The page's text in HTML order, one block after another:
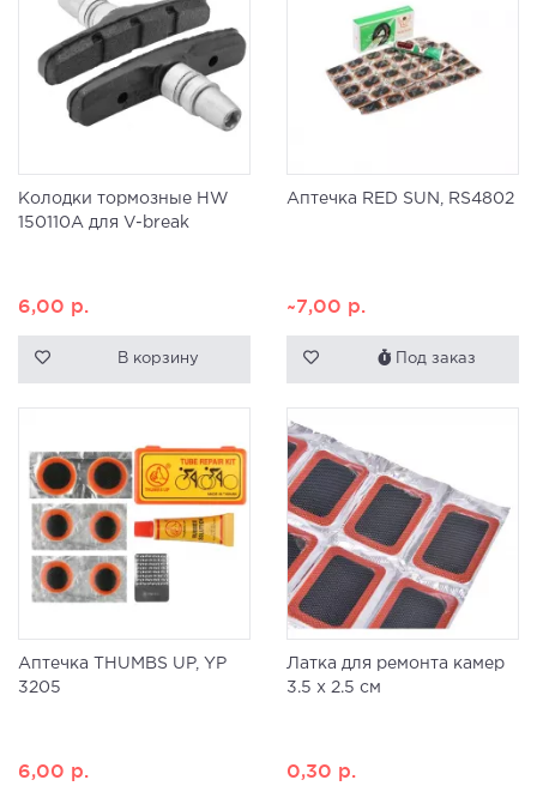
Колодки тормозные HW
150110A для V-break
6,00 р.
В корзину
Аптечка RED SUN, RS4802
~7,00 р.
Под заказ
Аптечка THUMBS UP, YP
3205
6,00 р.
Латка для ремонта камер
3.5 x 2.5 см
0,30 р.